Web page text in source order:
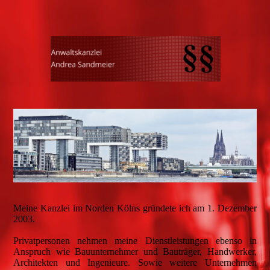
Meine Kanzlei im Norden Kölns gründete ich am 1. Dezember
2003.
Privatpersonen nehmen meine Dienstleistungen ebenso in
Anspruch wie Bauunternehmer und Bauträger, Handwerker,
Architekten und Ingenieure. Sowie weitere Unternehmen